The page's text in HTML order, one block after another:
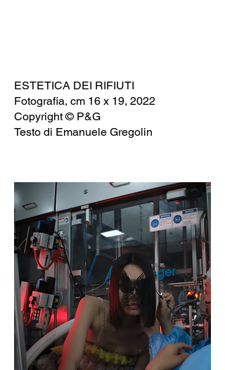
ESTETICA DEI RIFIUTI
Fotografia, cm 16 x 19, 2022
Copyright ©️ P&G
Testo di Emanuele Gregolin